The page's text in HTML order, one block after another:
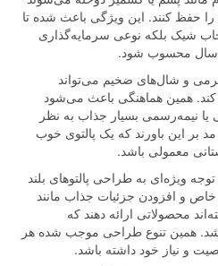
حفظ کنند. این ویژگی باعث شده تا
شیک بلکه نوعی سرمایه‌گذاری
سال محسوب شود.
و شال‌های ضخیم می‌تواند
کند. همین هماهنگی باعث می‌شود
نیمه‌رسمی بسیار جذاب به نظر
بر این باورند که یک پالتوی خوب
معمولی باشد.
ویژه‌ای به طراحی پالتوهای بلند
خاص و افزودن جزئیات جذاب مانند
محصولاتی ارائه دهند که
همین تنوع طراحی موجب شده هر
و نیاز خود داشته باشد.